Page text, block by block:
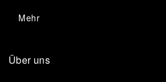
Mehr
Über uns